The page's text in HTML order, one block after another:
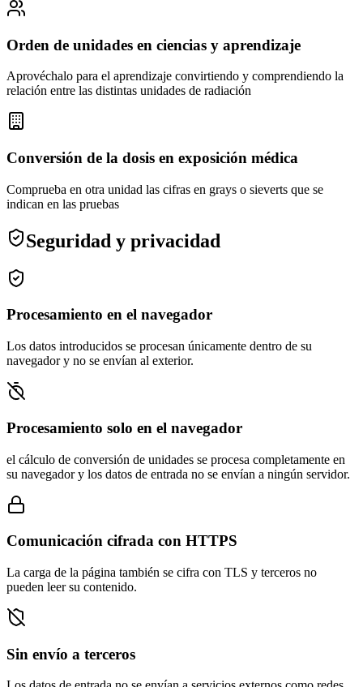
Orden de unidades en ciencias y aprendizaje
Aprovéchalo para el aprendizaje convirtiendo y comprendiendo la
relación entre las distintas unidades de radiación
Conversión de la dosis en exposición médica
Comprueba en otra unidad las cifras en grays o sieverts que se
indican en las pruebas
Seguridad y privacidad
Procesamiento en el navegador
Los datos introducidos se procesan únicamente dentro de su
navegador y no se envían al exterior.
Procesamiento solo en el navegador
el cálculo de conversión de unidades se procesa completamente en
su navegador y los datos de entrada no se envían a ningún servidor.
Comunicación cifrada con HTTPS
La carga de la página también se cifra con TLS y terceros no
pueden leer su contenido.
Sin envío a terceros